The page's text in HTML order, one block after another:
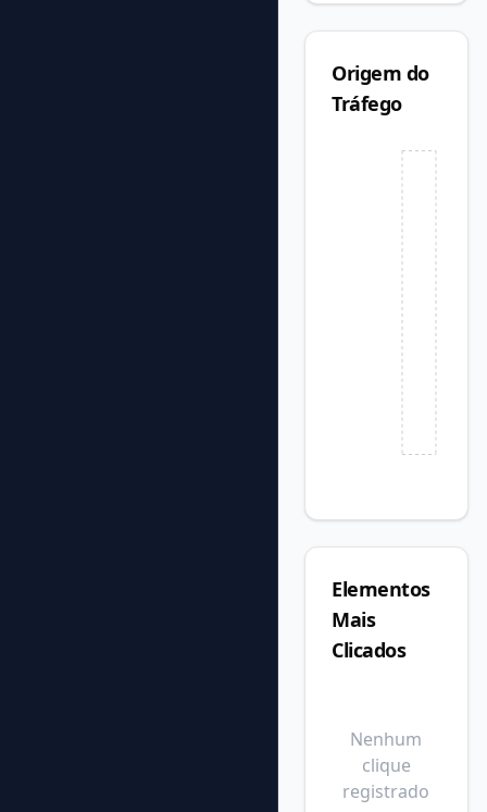
Origem do
Tráfego
Elementos
Mais
Clicados
Nenhum
clique
registrado